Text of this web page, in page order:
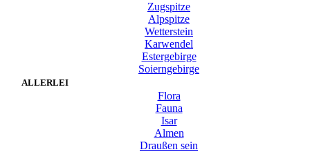
Zugspitze
Alpspitze
Wetterstein
Karwendel
Estergebirge
Soierngebirge
ALLERLEI
Flora
Fauna
Isar
Almen
Draußen sein